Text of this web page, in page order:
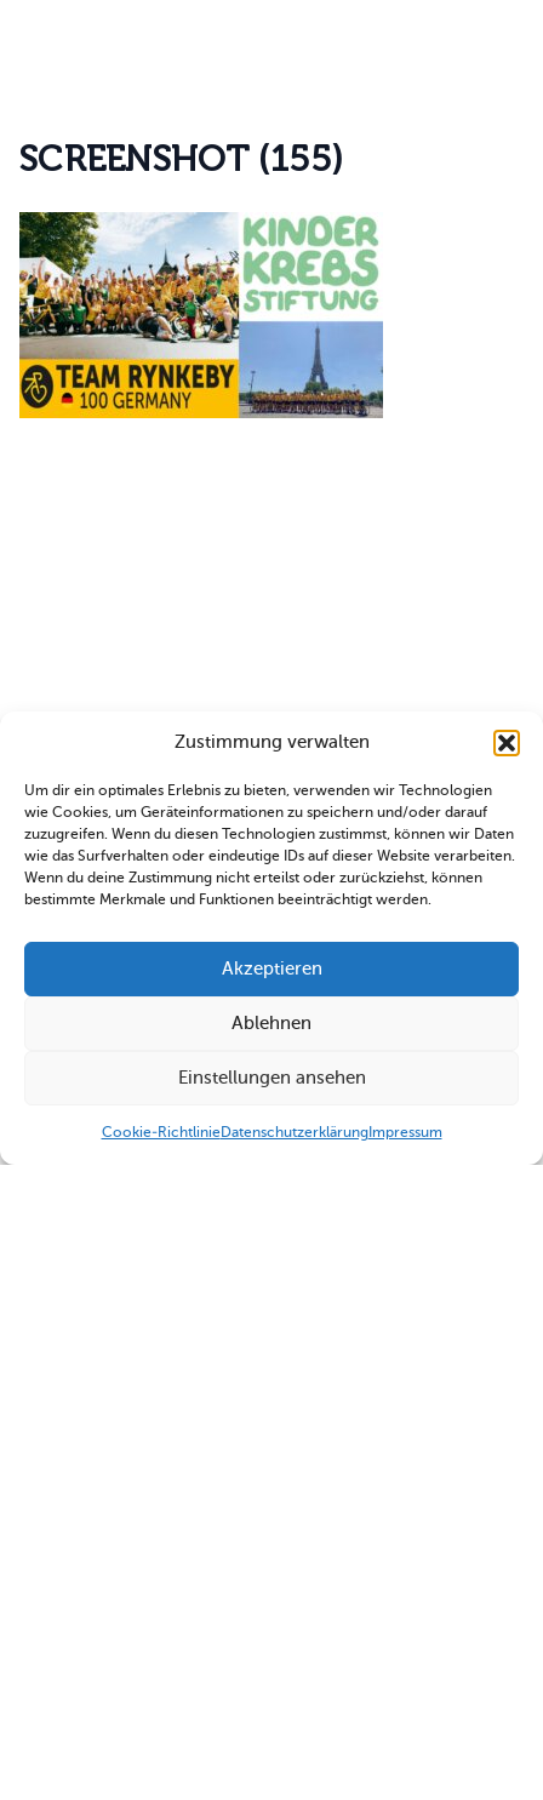
Zustimmung verwalten
Um dir ein optimales Erlebnis zu bieten, verwenden wir Technologien
wie Cookies, um Geräteinformationen zu speichern und/oder darauf
zuzugreifen. Wenn du diesen Technologien zustimmst, können wir Daten
wie das Surfverhalten oder eindeutige IDs auf dieser Website verarbeiten.
Wenn du deine Zustimmung nicht erteilst oder zurückziehst, können
bestimmte Merkmale und Funktionen beeinträchtigt werden.
Akzeptieren
Ablehnen
Einstellungen ansehen
Cookie-RichtlinieDatenschutzerklärungImpressum
SCREENSHOT (155)